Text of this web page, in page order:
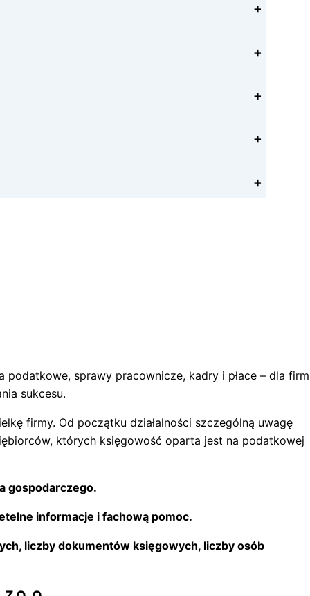
+
+
+
+
+
sprawy pracownicze, kadry i płace – dla firm
sukcesu.
firmy. Od początku działalności szczególną uwagę
których księgowość oparta jest na podatkowej
gospodarczego.
informacje i fachową pomoc.
liczby dokumentów księgowych, liczby osób